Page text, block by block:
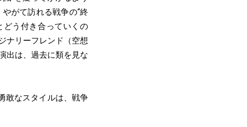
がて訪れる戦争の“終
どう付き合っていくの
ナリーフレンド（空想
出は、過去に類を見な
敢なスタイルは、戦争